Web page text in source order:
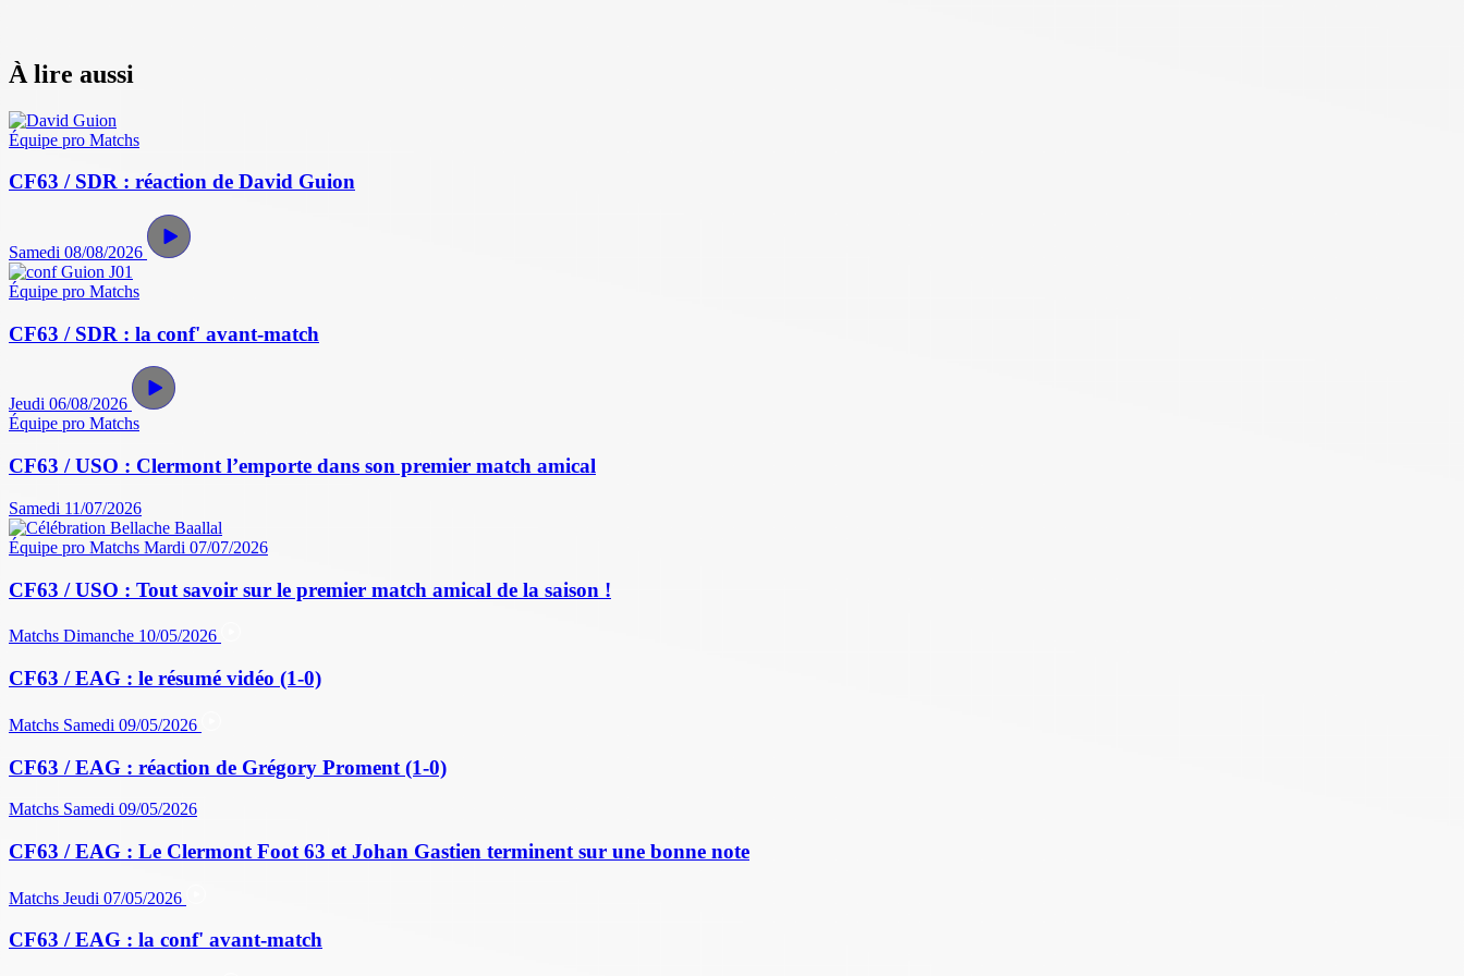
À lire aussi
Équipe pro Matchs
CF63 / SDR : réaction de David Guion
Samedi 08/08/2026
Équipe pro Matchs
CF63 / SDR : la conf' avant-match
Jeudi 06/08/2026
Équipe pro Matchs
CF63 / USO : Clermont l’emporte dans son premier match amical
Samedi 11/07/2026
Équipe pro Matchs Mardi 07/07/2026
CF63 / USO : Tout savoir sur le premier match amical de la saison !
Matchs Dimanche 10/05/2026
CF63 / EAG : le résumé vidéo (1-0)
Matchs Samedi 09/05/2026
CF63 / EAG : réaction de Grégory Proment (1-0)
Matchs Samedi 09/05/2026
CF63 / EAG : Le Clermont Foot 63 et Johan Gastien terminent sur une bonne note
Matchs Jeudi 07/05/2026
CF63 / EAG : la conf' avant-match